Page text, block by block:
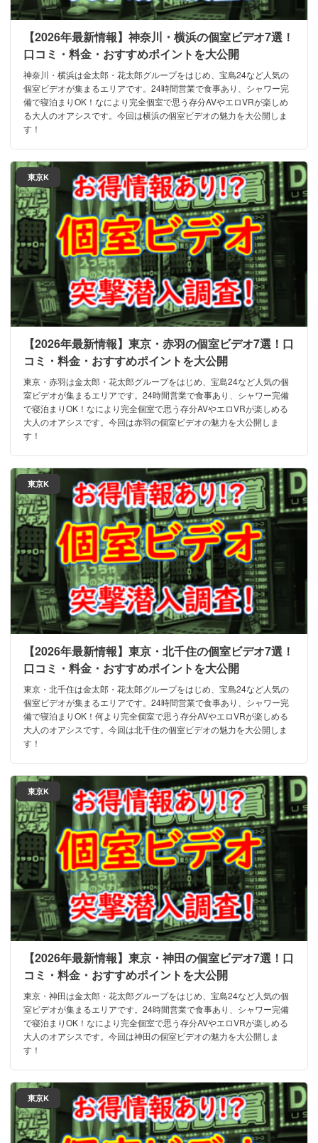
【2026年最新情報】神奈川・横浜の個室ビデオ7選！
口コミ・料金・おすすめポイントを大公開
神奈川・横浜は金太郎・花太郎グループをはじめ、宝島24など人気の
個室ビデオが集まるエリアです。24時間営業で食事あり、シャワー完
備で寝泊まりOK！なにより完全個室で思う存分AVやエロVRが楽しめ
る大人のオアシスです。今回は横浜の個室ビデオの魅力を大公開しま
す！
東京K
【2026年最新情報】東京・赤羽の個室ビデオ7選！口
コミ・料金・おすすめポイントを大公開
東京・赤羽は金太郎・花太郎グループをはじめ、宝島24など人気の個
室ビデオが集まるエリアです。24時間営業で食事あり、シャワー完備
で寝泊まりOK！なにより完全個室で思う存分AVやエロVRが楽しめる
大人のオアシスです。今回は赤羽の個室ビデオの魅力を大公開しま
す！
東京K
【2026年最新情報】東京・北千住の個室ビデオ7選！
口コミ・料金・おすすめポイントを大公開
東京・北千住は金太郎・花太郎グループをはじめ、宝島24など人気の
個室ビデオが集まるエリアです。24時間営業で食事あり、シャワー完
備で寝泊まりOK！何より完全個室で思う存分AVやエロVRが楽しめる
大人のオアシスです。今回は北千住の個室ビデオの魅力を大公開しま
す！
東京K
【2026年最新情報】東京・神田の個室ビデオ7選！口
コミ・料金・おすすめポイントを大公開
東京・神田は金太郎・花太郎グループをはじめ、宝島24など人気の個
室ビデオが集まるエリアです。24時間営業で食事あり、シャワー完備
で寝泊まりOK！なにより完全個室で思う存分AVやエロVRが楽しめる
大人のオアシスです。今回は神田の個室ビデオの魅力を大公開しま
す！
東京K